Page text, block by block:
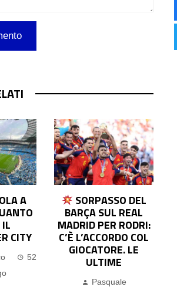
DEL
COL
IL BARÇA SOGNA
IN GRANDE,
TENTATIVO IN
CORSO PER RODRI:
FLICK CHIAMA IL
GIOCATORE, LUI